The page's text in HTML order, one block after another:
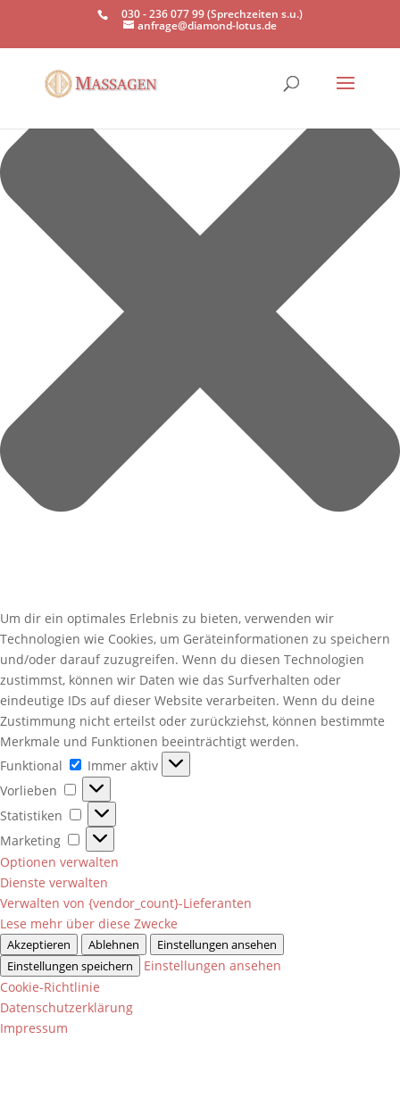
Einwilligung verwalten
Um dir ein optimales Erlebnis zu bieten, verwenden wir
Technologien wie Cookies, um Geräteinformationen zu speichern
und/oder darauf zuzugreifen. Wenn du diesen Technologien
zustimmst, können wir Daten wie das Surfverhalten oder
eindeutige IDs auf dieser Website verarbeiten. Wenn du deine
Zustimmung nicht erteilst oder zurückziehst, können bestimmte
Merkmale und Funktionen beeinträchtigt werden.
Funktional
Funktional
Immer aktiv
Vorlieben
Vorlieben
Statistiken
Statistiken
Marketing
Marketing
Optionen verwalten
Dienste verwalten
Verwalten von {vendor_count}-Lieferanten
Lese mehr über diese Zwecke
Akzeptieren Ablehnen
Einstellungen ansehen
Einstellungen speichern
Einstellungen ansehen
Cookie-Richtlinie
Datenschutzerklärung
Impressum
030 - 236 077 99 (Sprechzeiten s.u.)
anfrage@diamond-lotus.de